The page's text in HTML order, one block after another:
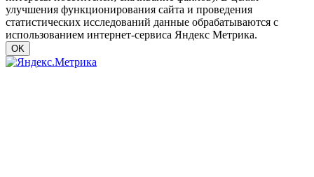
улучшения функционирования сайта и проведения
статистических исследований данные обрабатываются с
использованием интернет-сервиса Яндекс Метрика.
OK